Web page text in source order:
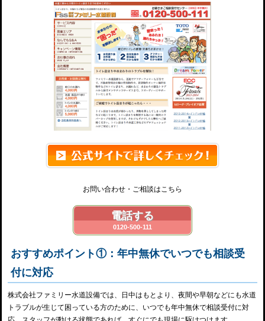
お問い合わせ・ご相談はこちら
電話する
0120-500-111
おすすめポイント①：年中無休でいつでも相談受
付に対応
株式会社ファミリー水道設備では、日中はもとより、夜間や早朝などにも水道
トラブルが生じて困っている方のために、いつでも年中無休で相談受付に対